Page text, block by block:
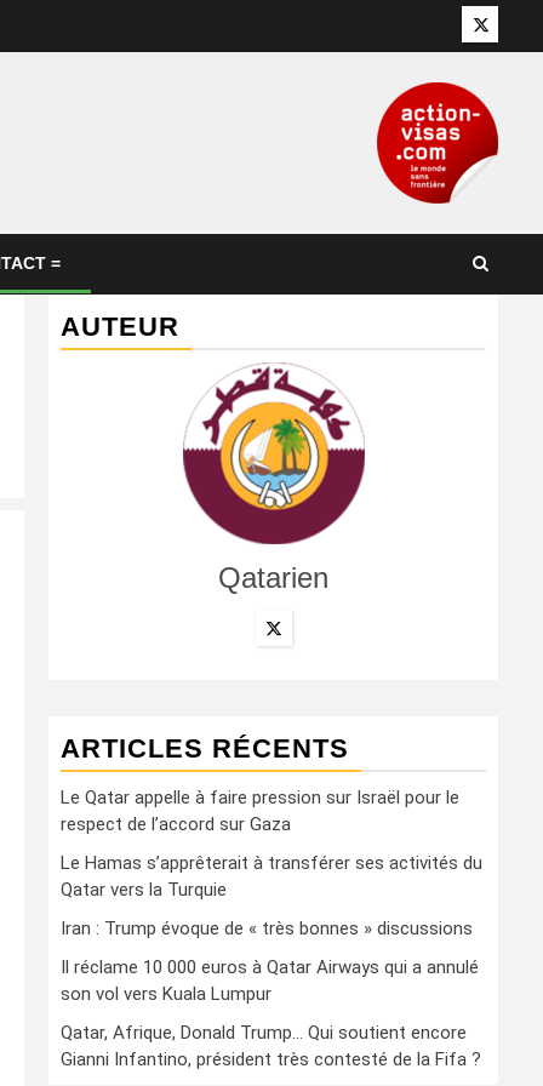
Twitter
=
AUTEUR
Qatarien
ARTICLES RÉCENTS
Le Qatar appelle à faire pression sur Israël pour le
respect de l’accord sur Gaza
Le Hamas s’apprêterait à transférer ses activités du
Qatar vers la Turquie
Iran : Trump évoque de « très bonnes » discussions
Il réclame 10 000 euros à Qatar Airways qui a annulé
son vol vers Kuala Lumpur
Qatar, Afrique, Donald Trump… Qui soutient encore
Gianni Infantino, président très contesté de la Fifa ?